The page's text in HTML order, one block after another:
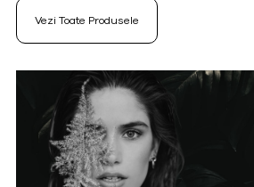
Vezi Toate Produsele